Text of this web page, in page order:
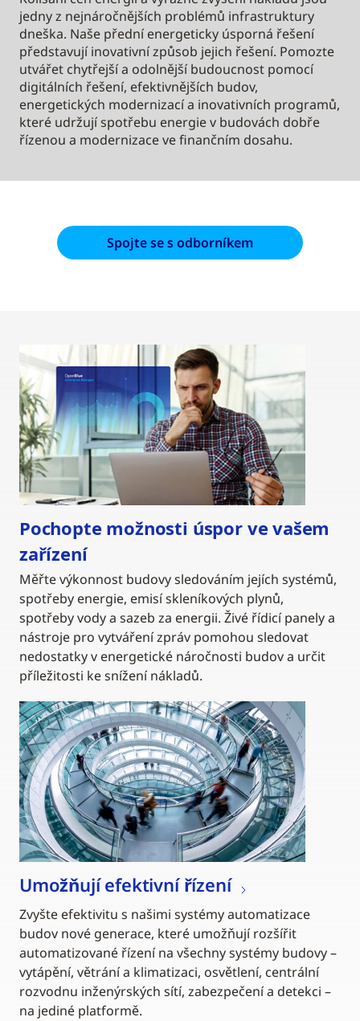
jedny z nejnáročnějších problémů infrastruktury
dneška. Naše přední energeticky úsporná řešení
představují inovativní způsob jejich řešení. Pomozte
utvářet chytřejší a odolnější budoucnost pomocí
digitálních řešení, efektivnějších budov,
energetických modernizací a inovativních programů,
které udržují spotřebu energie v budovách dobře
řízenou a modernizace ve finančním dosahu.
Spojte se s odborníkem
Pochopte možnosti úspor ve vašem
zařízení
Měřte výkonnost budovy sledováním jejích systémů,
spotřeby energie, emisí skleníkových plynů,
spotřeby vody a sazeb za energii. Živé řídicí panely a
nástroje pro vytváření zpráv pomohou sledovat
nedostatky v energetické náročnosti budov a určit
příležitosti ke snížení nákladů.
Umožňují efektivní řízení
Zvyšte efektivitu s našimi systémy automatizace
budov nové generace, které umožňují rozšířit
automatizované řízení na všechny systémy budovy –
vytápění, větrání a klimatizaci, osvětlení, centrální
rozvodnu inženýrských sítí, zabezpečení a detekci –
na jediné platformě.